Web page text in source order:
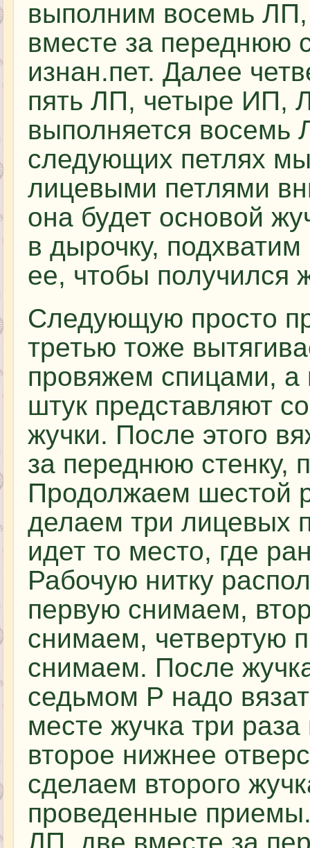
выполним восемь
вместе за переднюю
изнан.пет. Далее
пять ЛП, четыре ИП,
выполняется восемь
следующих петлях
лицевыми петлями
она будет основой
в дырочку,
ее, чтобы получился
Следующую просто
третью тоже
провяжем спицами, а
штук представляют
жучки. После этого
за переднюю стенку,
Продолжаем шестой
делаем три лицевых
идет то место, где
Рабочую нитку
первую снимаем,
снимаем, четвертую
снимаем. После
седьмом Р надо
месте жучка три
второе нижнее
сделаем второго
проведенные